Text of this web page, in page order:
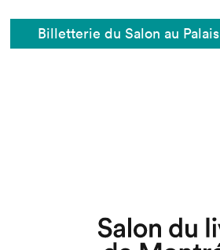
Billetterie du Salon au Palais